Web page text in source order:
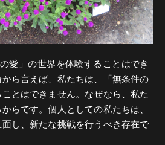
愛」の世界を体験することはでき
ら言えば、私たちは、「無条件の
とはできません。なぜなら、私た
らです。個人としての私たちは、
し、新たな挑戦を行うべき存在で